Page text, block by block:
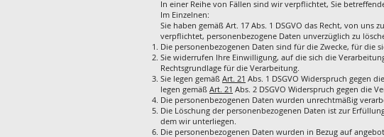
In einer Reihe von Fällen sind wir verpflichtet, Sie
Im Einzelnen:
Sie haben gemäß Art. 17 Abs. 1 DSGVO das Recht, von
verpflichtet, personenbezogene Daten unverzüglich zu
Die personenbezogenen Daten sind für die Zwecke, für die
Sie widerrufen Ihre Einwilligung, auf die sich die
Rechtsgrundlage für die Verarbeitung.
Sie legen gemäß Art. 21 Abs. 1 DSGVO Widerspruch gegen
legen gemäß Art. 21 Abs. 2 DSGVO Widerspruch gegen die
Die personenbezogenen Daten wurden unrechtmäßig
Die Löschung der personenbezogenen Daten ist zur
dem wir unterliegen.
Die personenbezogenen Daten wurden in Bezug auf